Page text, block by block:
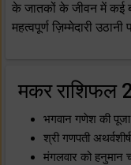
के जातकों के जीवन में कई
महत्वपूर्ण ज़िम्मेदारी
मकर राशिफल
भगवान गणेश की
श्री गणपती
मंगलवार को हनुमान